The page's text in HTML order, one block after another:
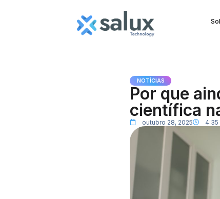
NOTÍCIAS
Por que
científica
outubro 28, 2025 4:35